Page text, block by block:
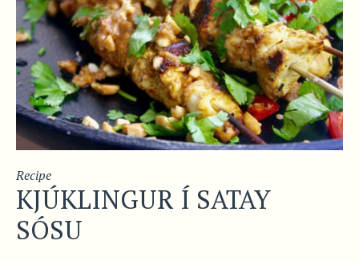
Recipe
KJÚKLINGUR Í SATAY
SÓSU